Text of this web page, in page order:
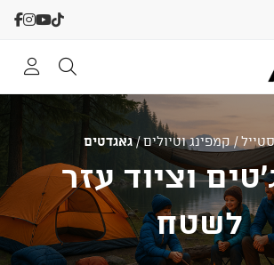
/ קמפינג וטיולים/גאגדטים
וציוד עזר
לשטח